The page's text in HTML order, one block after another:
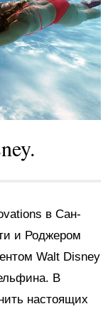
в Сан-
и Роджером
Walt Disney
В
настоящих